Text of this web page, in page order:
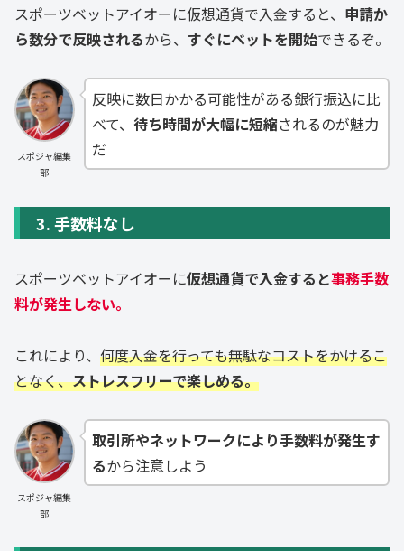
スポーツベットアイオーに仮想通貨で入金すると、 申請か
ら数分で反映されるから、 すぐにベットを開始できるぞ。
スポジャ編集
部
反映に数日かかる可能性がある銀行振込に比
べて、 待ち時間が大幅に短縮されるのが魅力
だ
3. 手数料なし
スポーツベットアイオーに仮想通貨で入金すると事務手数
料が発生しない。
これにより、 何度入金を行っても無駄なコストをかけるこ
となく、ストレスフリーで楽しめる。
スポジャ編集
部
取引所やネットワークにより手数料が発生す
るから注意しよう